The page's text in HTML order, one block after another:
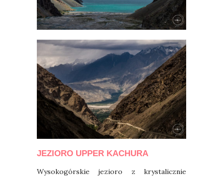
JEZIORO UPPER KACHURA
Wysokogórskie jezioro z krystalicznie